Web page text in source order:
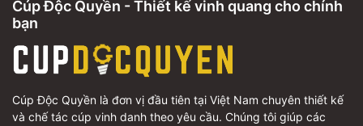
Cúp Độc Quyền - Thiết kế vinh quang cho chính
bạn
Cúp Độc Quyền là đơn vị đầu tiên tại Việt Nam chuyên thiết kế
và chế tác cúp vinh danh theo yêu cầu. Chúng tôi giúp các